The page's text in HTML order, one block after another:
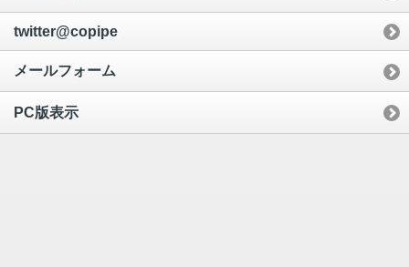
twitter@copipe
メールフォーム
PC版表示